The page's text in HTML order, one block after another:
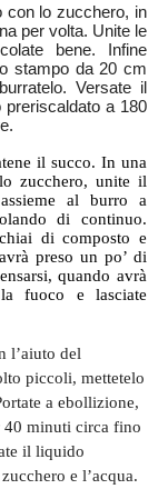
con lo zucchero, in
per volta. Unite le
bene. Infine
stampo da 20 cm
Versate il
a 180
il succo. In una
zucchero, unite il
al burro a
di continuo.
di composto e
preso un po’ di
quando avrà
fuoco e lasciate
l’aiuto del
piccoli, mettetelo
a ebollizione,
40 minuti circa fino
il liquido
e l’acqua.